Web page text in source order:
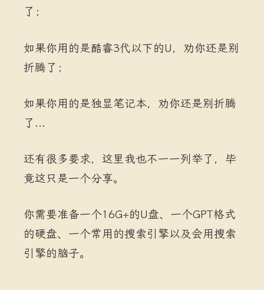
了；
如果你用的是酷睿3代以下的U，劝你还是别
折腾了；
如果你用的是独显笔记本，劝你还是别折腾
了...
还有很多要求，这里我也不一一列举了，毕
竟这只是一个分享。
你需要准备一个16G+的U盘、一个GPT格式
的硬盘、一个常用的搜索引擎以及会用搜索
引擎的脑子。